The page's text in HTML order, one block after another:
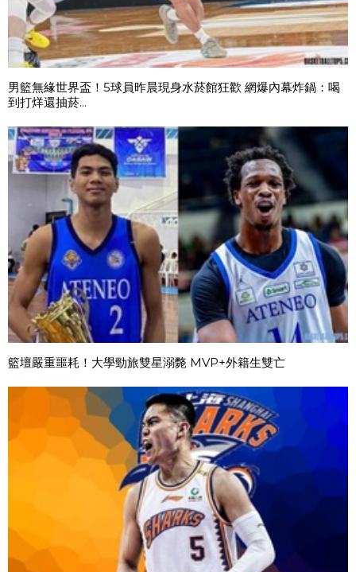
男籃無緣世界盃！5球員昨晨現身水菸館狂歡 網爆內幕炸鍋：喝
到打烊還抽菸...
籃壇嚴重噩耗！大學勁旅雙星溺斃 MVP+外籍生雙亡